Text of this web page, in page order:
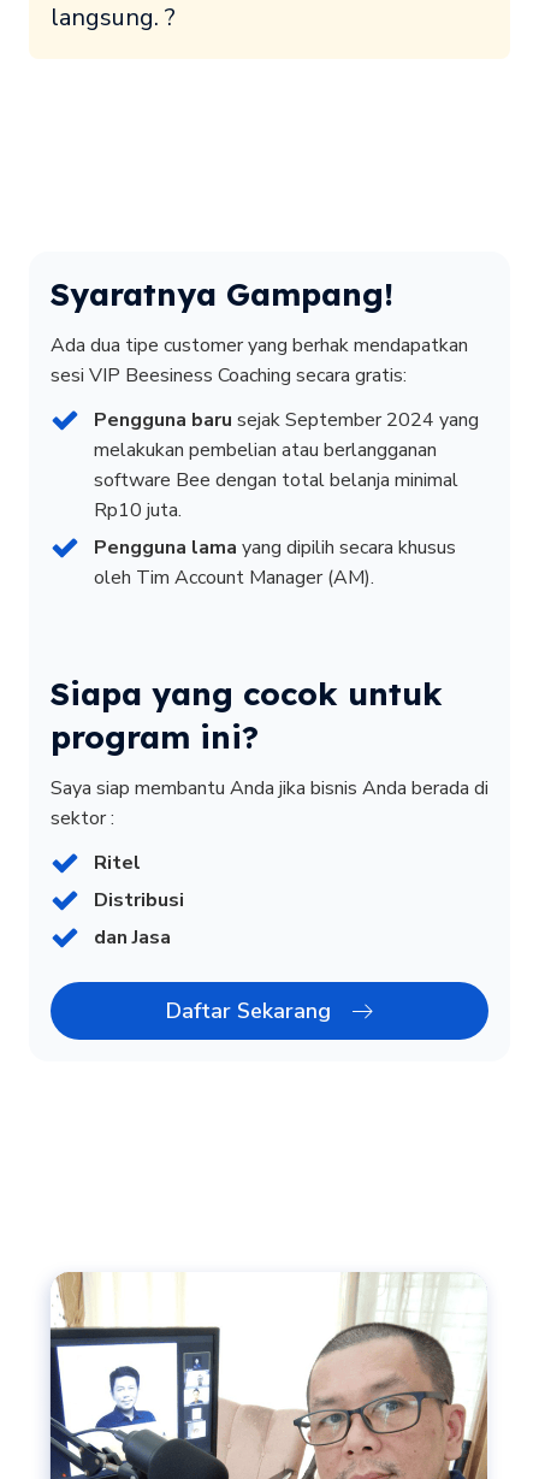
langsung. ?
Syaratnya Gampang!
Ada dua tipe customer yang berhak mendapatkan
sesi VIP Beesiness Coaching secara gratis:
Pengguna baru sejak September 2024 yang
melakukan pembelian atau berlangganan
software Bee dengan total belanja minimal
Rp10 juta.
Pengguna lama yang dipilih secara khusus
oleh Tim Account Manager (AM).
Siapa yang cocok untuk
program ini?
Saya siap membantu Anda jika bisnis Anda berada di
sektor :
Ritel
Distribusi
dan Jasa
Daftar Sekarang